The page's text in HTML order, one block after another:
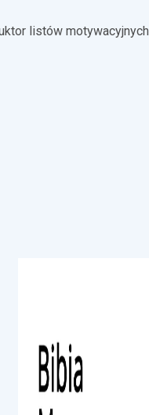
listów motywacyjnych